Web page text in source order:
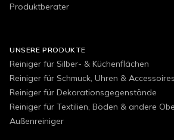
Produktberater
UNSERE PRODUKTE
Reiniger für Silber- & Küchenflächen
Reiniger für Schmuck, Uhren & Accessoires
Reiniger für Dekorationsgegenstände
Reiniger für Textilien, Böden & andere
Außenreiniger